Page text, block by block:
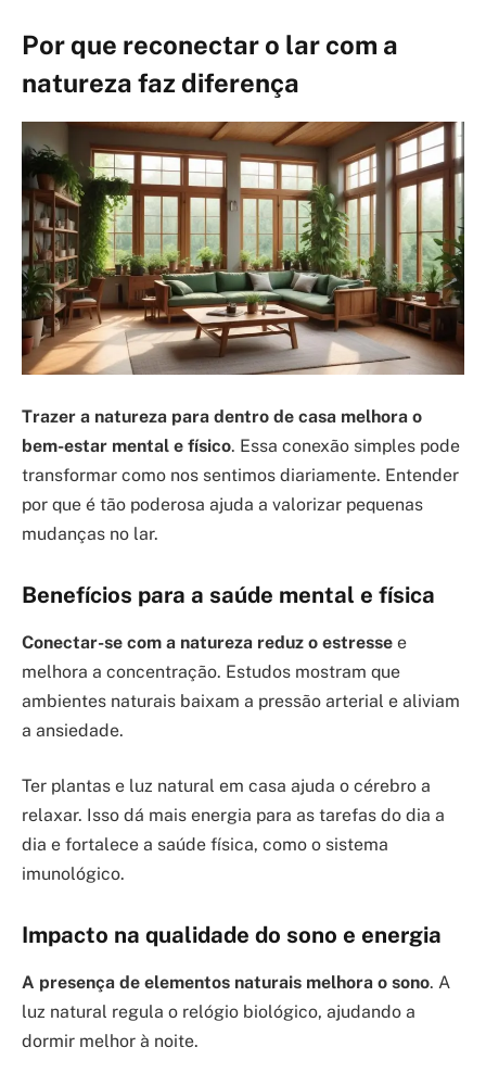
Por que reconectar o lar com a
natureza faz diferença
Trazer a natureza para dentro de casa melhora o
bem-estar mental e físico. Essa conexão simples pode
transformar como nos sentimos diariamente. Entender
por que é tão poderosa ajuda a valorizar pequenas
mudanças no lar.
Benefícios para a saúde mental e física
Conectar-se com a natureza reduz o estresse e
melhora a concentração. Estudos mostram que
ambientes naturais baixam a pressão arterial e aliviam
a ansiedade.
Ter plantas e luz natural em casa ajuda o cérebro a
relaxar. Isso dá mais energia para as tarefas do dia a
dia e fortalece a saúde física, como o sistema
imunológico.
Impacto na qualidade do sono e energia
A presença de elementos naturais melhora o sono. A
luz natural regula o relógio biológico, ajudando a
dormir melhor à noite.